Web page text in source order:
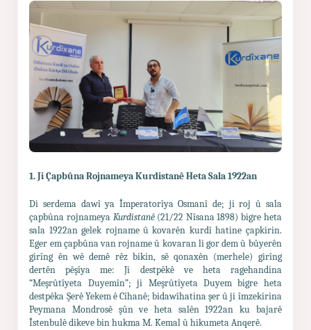
1. Ji Çapbûna Rojnameya Kurdistanê Heta Sala 1922an
Di serdema dawî ya Împeratorîya Osmanî de; ji roj û sala
çapbûna rojnameya Kurdistanê (21/22 Nîsana 1898) bigre heta
sala 1922an gelek rojname û kovarên kurdî hatine çapkirin.
Eger em çapbûna van rojname û kovaran li gor dem û bûyerên
girîng ên wê demê rêz bikin, sê qonaxên (merhele) girîng
dertên pêşîya me: Ji destpêkê ve heta ragehandina
“Meşrûtîyeta Duyemîn”; ji Meşrûtîyeta Duyem bigre heta
destpêka Şerê Yekem ê Cîhanê; bidawîhatina şer û ji îmzekirina
Peymana Mondrosê şûn ve heta salên 1922an ku bajarê
Îstenbulê dikeve bin hukma M. Kemal û hikumeta Anqerê.